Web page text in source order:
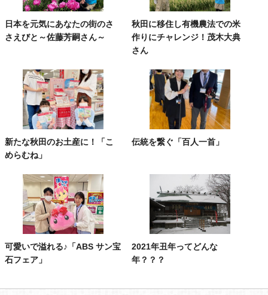
日本を元気にあなたの街のさ
さえびと～佐藤芳嗣さん～
秋田に移住し有機農法での米
作りにチャレンジ！茂木大典
さん
新たな秋田のお土産に！「こ
めらむね」
伝統を繋ぐ「百人一首」
可愛いで溢れる♪「ABS サン宝
石フェア」
2021年丑年ってどんな
年？？？